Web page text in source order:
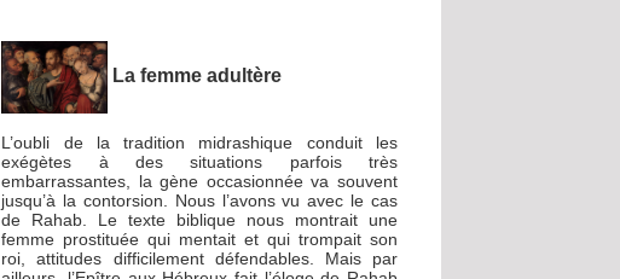
La femme adultère
L’oubli de la tradition midrashique conduit les
exégètes à des situations parfois très
embarrassantes, la gène occasionnée va souvent
jusqu’à la contorsion. Nous l’avons vu avec le cas
de Rahab. Le texte biblique nous montrait une
femme prostituée qui mentait et qui trompait son
roi, attitudes difficilement défendables. Mais par